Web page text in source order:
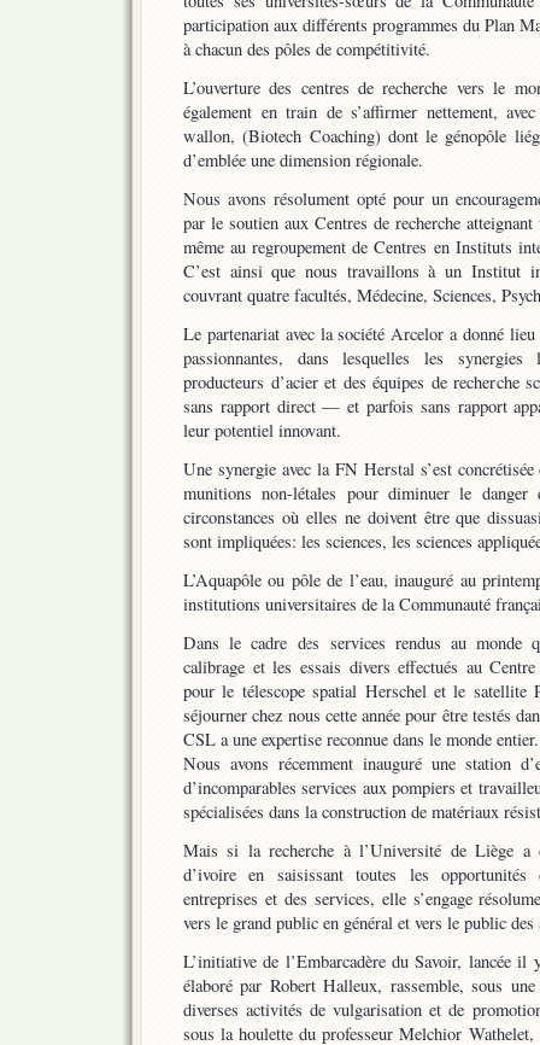
participation aux différents programmes du Plan
à chacun des pôles de compétitivité.
L’ouverture des centres de recherche vers le
également en train de s’affirmer nettement,
wallon, (Biotech Coaching) dont le génopôle
d’emblée une dimension régionale.
Nous avons résolument opté pour un
par le soutien aux Centres de recherche
même au regroupement de Centres en Instituts
C’est ainsi que nous travaillons à un Institut
couvrant quatre facultés, Médecine, Sciences,
Le partenariat avec la société Arcelor a donné
passionnantes, dans lesquelles les
producteurs d’acier et des équipes de recherche
sans rapport direct — et parfois sans rapport
leur potentiel innovant.
Une synergie avec la FN Herstal s’est
munitions non-létales pour diminuer le danger
circonstances où elles ne doivent être que
sont impliquées: les sciences, les sciences
L’Aquapôle ou pôle de l’eau, inauguré au
institutions universitaires de la Communauté
Dans le cadre des services rendus au monde
calibrage et les essais divers effectués au
pour le télescope spatial Herschel et le satellite
séjourner chez nous cette année pour être testés
CSL a une expertise reconnue dans le monde entier.
Nous avons récemment inauguré une station
d’incomparables services aux pompiers et
spécialisées dans la construction de matériaux
Mais si la recherche à l’Université de Liège a
d’ivoire en saisissant toutes les
entreprises et des services, elle s’engage
vers le grand public en général et vers le public
L’initiative de l’Embarcadère du Savoir, lancée
élaboré par Robert Halleux, rassemble, sous
diverses activités de vulgarisation et de
sous la houlette du professeur Melchior